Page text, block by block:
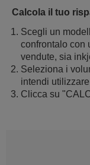
Calcola il tuo
Scegli un
confrontalo con
vendute, sia
Seleziona i
intendi
Clicca su